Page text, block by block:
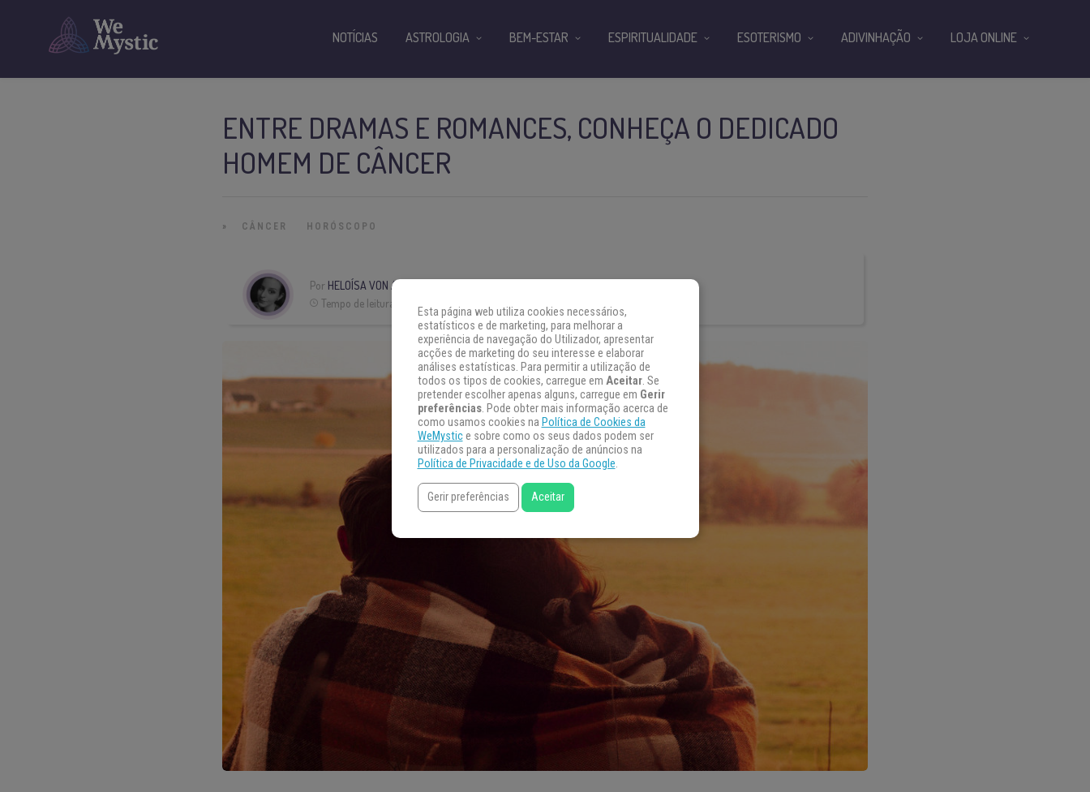
ENTRE DRAMAS E ROMANCES, CONHEÇA O DEDICADO
HOMEM DE CÂNCER
» CÂNCER HORÓSCOPO
Por HELOÍSA VON AH
Tempo de leitura:
NOTÍCIAS ASTROLOGIA BEM-ESTAR ESPIRITUALIDADE ESOTERISMO ADIVINHAÇÃO LOJA ONLINE
Esta página web utiliza cookies necessários,
estatísticos e de marketing, para melhorar a
experiência de navegação do Utilizador, apresentar
acções de marketing do seu interesse e elaborar
análises estatísticas. Para permitir a utilização de
todos os tipos de cookies, carregue em Aceitar. Se
pretender escolher apenas alguns, carregue em Gerir
preferências. Pode obter mais informação acerca de
como usamos cookies na Política de Cookies da
WeMystice sobre como os seus dados podem ser
utilizados para a personalização de anúncios na
Política de Privacidade e de Uso da Google.
Gerir preferências Aceitar